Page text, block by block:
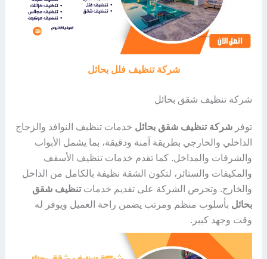
شركة تنظيف فلل بحائل
شركة تنظيف شقق بحائل
توفر شركة تنظيف شقق بحائل خدمات تنظيف النوافذ والزجاج
الداخلي والخارجي بطريقة آمنة ودقيقة، بما يشمل الأبواب
والشرفات والمداخل. كما تقدم خدمات تنظيف الأسقف
والمكيفات والستائر، لتكون الشقة نظيفة بالكامل من الداخل
والخارج. وتحرص الشركة على تقديم خدماتتنظيف شقق
بحائل بأسلوب منظم ومرتب يضمن راحة العميل ويوفر له
وقت وجهد كبير.